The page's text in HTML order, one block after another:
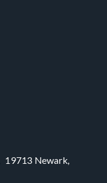
19713 Newark,